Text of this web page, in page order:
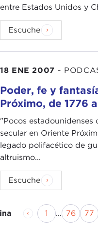
entre Estados Unidos y
Escuche
18 ENE 2007 -
Poder, fe y
Próximo, de 1776
"Pocos
secular en Oriente
legado polifacético de
altruismo...
Escuche
Página anterior
Página
1 ... Página
76 77